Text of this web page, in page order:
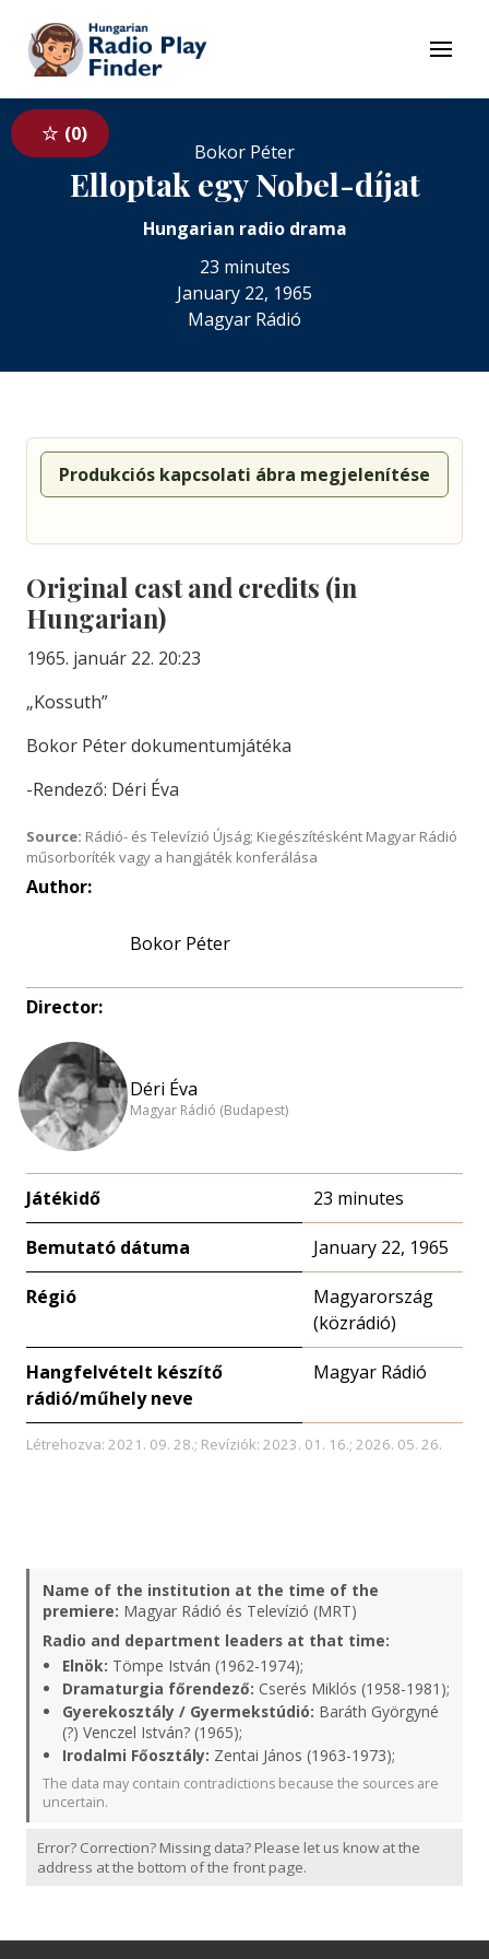
To contents
Menu
0
Bokor Péter
Elloptak egy Nobel-díjat
Hungarian radio drama
23 minutes
January 22, 1965
Magyar Rádió
Produkciós kapcsolati ábra megjelenítése
Original cast and credits (in
Hungarian)
1965. január 22. 20:23
„Kossuth”
Bokor Péter dokumentumjátéka
-Rendező: Déri Éva
Source: Rádió- és Televízió Újság; Kiegészítésként Magyar Rádió
műsorboríték vagy a hangjáték konferálása
Author:
Bokor Péter
Director:
Déri Éva
Magyar Rádió (Budapest)
Játékidő 23 minutes
Bemutató dátuma January 22, 1965
Régió
Magyarország
(közrádió)
Hangfelvételt készítő
rádió/műhely neve
Magyar Rádió
Létrehozva: 2021. 09. 28.; Revíziók: 2023. 01. 16.; 2026. 05. 26.
Name of the institution at the time of the
premiere: Magyar Rádió és Televízió (MRT)
Radio and department leaders at that time:
Elnök: Tömpe István (1962-1974);
Dramaturgia főrendező: Cserés Miklós (1958-1981);
Gyerekosztály / Gyermekstúdió: Baráth Györgyné
(?) Venczel István? (1965);
Irodalmi Főosztály: Zentai János (1963-1973);
The data may contain contradictions because the sources are
uncertain.
Error? Correction? Missing data? Please let us know at the
address at the bottom of the front page.